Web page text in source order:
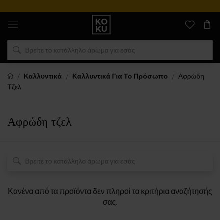
Αυθεντικά
αρώματα
και
ρολόγια
σε
μέρος
Καλλυντικά
Καλλυντικά Για Το Πρόσωπο
Αφρώδη
Τζελ
Αφρώδη τζελ
Κανένα από τα προϊόντα δεν πληροί τα κριτήρια αναζήτησής
σας.